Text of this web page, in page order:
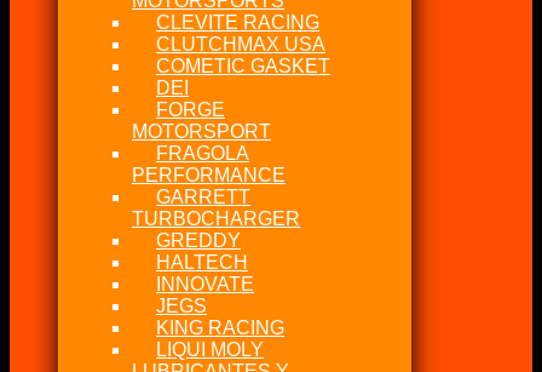
CLEVITE RACING
CLUTCHMAX USA
COMETIC GASKET
DEI
FORGE
MOTORSPORT
FRAGOLA
PERFORMANCE
GARRETT
TURBOCHARGER
GREDDY
HALTECH
INNOVATE
JEGS
KING RACING
LIQUI MOLY